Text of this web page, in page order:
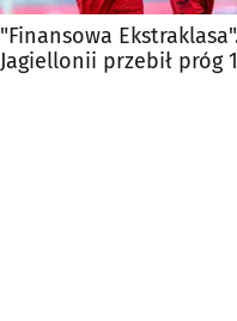
"Finansowa
Jagiellonii przebił próg